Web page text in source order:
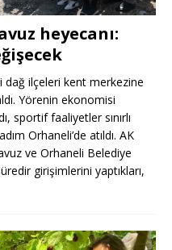
heyecanı:
dağ ilçeleri kent merkezine
Yörenin ekonomisi
sportif faaliyetler sınırlı
Orhaneli’de atıldı. AK
ve Orhaneli Belediye
girişimlerini yaptıkları,